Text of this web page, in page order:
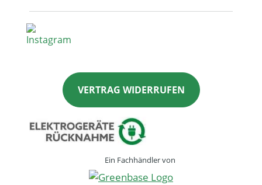
VERTRAG WIDERRUFEN
Ein Fachhändler von